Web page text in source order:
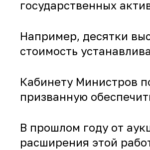
государственных
Например, десятки
стоимость
Кабинету Министров
призванную
В прошлом году от
расширения этой